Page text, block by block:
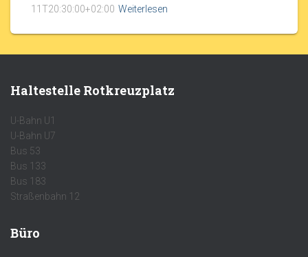
11T20:30:00+02:00 Weiterlesen
Haltestelle Rotkreuzplatz
U-Bahn U1
U-Bahn U7
Bus 53
Bus 133
Bus 183
Straßenbahn 12
Büro